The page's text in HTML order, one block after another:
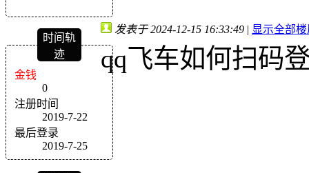
时间轨
迹
金钱
0
注册时间
2019-7-22
最后登录
2019-7-25
发表于 2024-12-15 16:33:49 | 显示全部
qq飞车如何扫码